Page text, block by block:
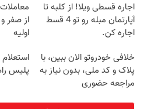
اجاره‌ قسطی ویلا! از کلبه تا
آپارتمان مبله رو تو 4 قسط
اجاره کن.
اولیه
خلافی خودروتو الان ببین، با
پلاک و کد ملی، بدون نیاز به
مراجعه حضوری
پلیس